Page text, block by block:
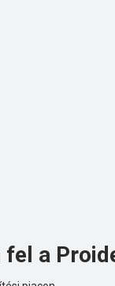
fel a